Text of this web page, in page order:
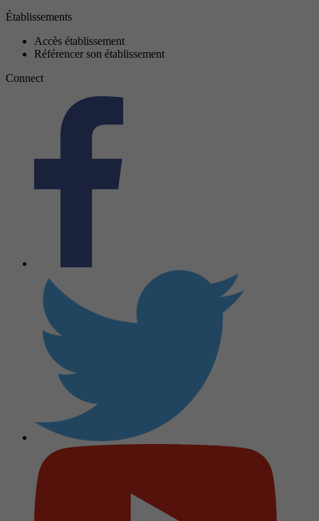
Établissements
Accès établissement
Référencer son établissement
Connect